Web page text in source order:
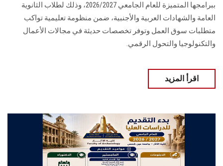
ببرامجها المتميزة للعام الجامعي 2026/2027، وذلك لطلاب الثانوية
العامة والشهادات العربية والأجنبية، ضمن منظومة تعليمية تواكب
متطلبات سوق العمل وتوفر تخصصات حديثة في مجالات الأعمال
والتكنولوجيا والتحول الرقمي.
اقرأ المزيد